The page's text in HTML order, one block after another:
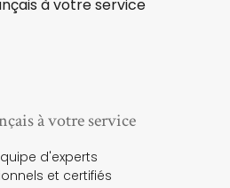
à votre service
d'experts
et certifiés